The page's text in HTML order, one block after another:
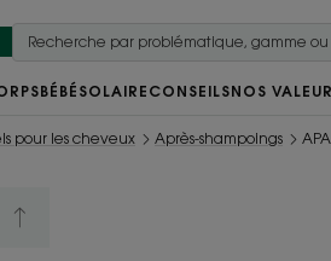
BÉBÉ SOLAIRE CONSEILSNOS
pour les cheveux Après-shampoings